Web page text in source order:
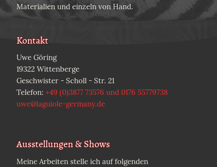
Materialien und einzeln von Hand.
Kontakt
Uwe Göring
19322 Wittenberge
Geschwister - Scholl - Str. 21
Telefon: +49 (0)3877 73576 und 0176 55779738
uwe@laguiole-germany.de
Ausstellungen & Shows
Meine Arbeiten stelle ich auf folgenden